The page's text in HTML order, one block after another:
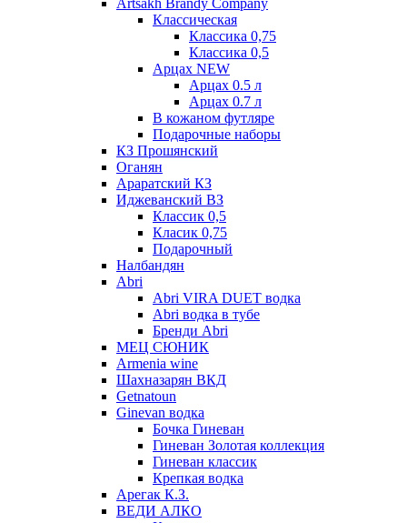
Artsakh Brandy Company
Классическая
Классика 0,75
Классика 0,5
Арцах NEW
Арцах 0.5 л
Арцах 0.7 л
В кожаном футляре
Подарочные наборы
КЗ Прошянский
Оганян
Араратский КЗ
Иджеванский ВЗ
Классик 0,5
Класик 0,75
Подарочный
Налбандян
Abri
Abri VIRA DUET водка
Abri водка в тубе
Бренди Abri
МЕЦ СЮНИК
Armenia wine
Шахназарян ВКД
Getnatoun
Ginevan водка
Бочка Гиневан
Гиневан Золотая коллекция
Гиневан классик
Крепкая водка
Арегак К.З.
ВЕДИ АЛКО